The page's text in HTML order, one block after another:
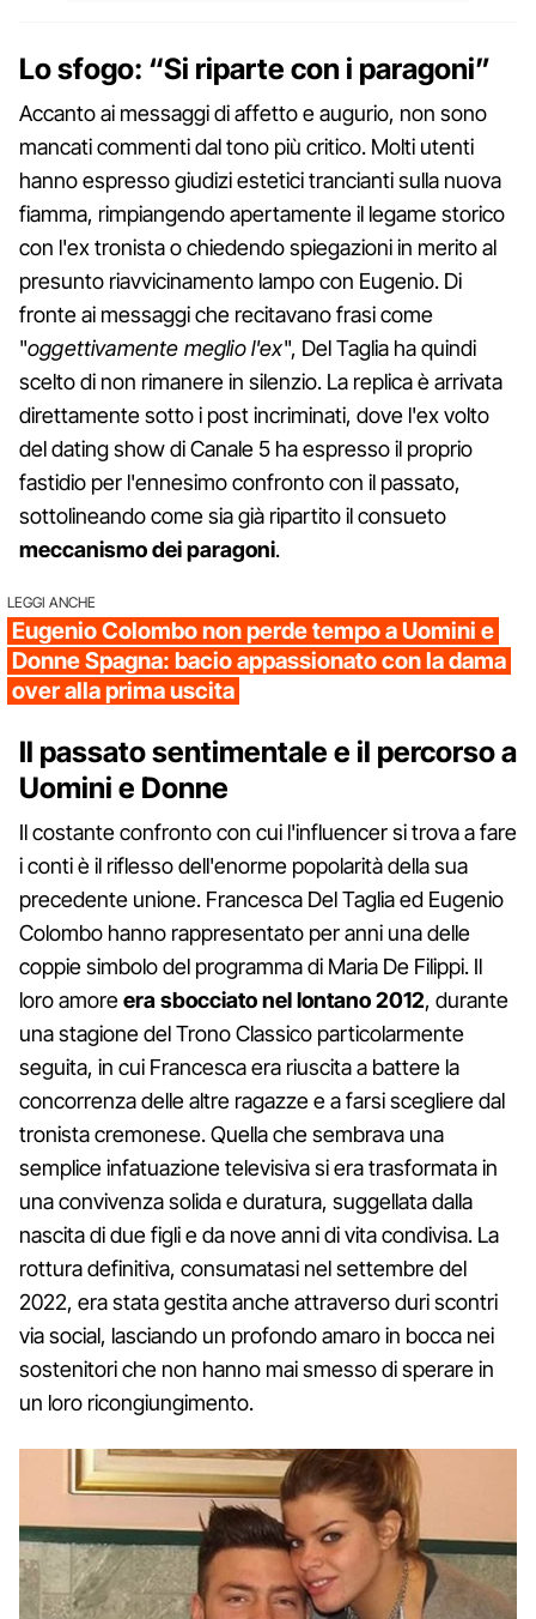
Lo sfogo: “Si riparte con i paragoni”
Accanto ai messaggi di affetto e augurio, non sono
mancati commenti dal tono più critico. Molti utenti
hanno espresso giudizi estetici trancianti sulla nuova
fiamma, rimpiangendo apertamente il legame storico
con l'ex tronista o chiedendo spiegazioni in merito al
presunto riavvicinamento lampo con Eugenio. Di
fronte ai messaggi che recitavano frasi come
"oggettivamente meglio l'ex", Del Taglia ha quindi
scelto di non rimanere in silenzio. La replica è arrivata
direttamente sotto i post incriminati, dove l'ex volto
del dating show di Canale 5 ha espresso il proprio
fastidio per l'ennesimo confronto con il passato,
sottolineando come sia già ripartito il consueto
meccanismo dei paragoni.
LEGGI ANCHE
Eugenio Colombo non perde tempo a Uomini e
Donne Spagna: bacio appassionato con la dama
over alla prima uscita
Il passato sentimentale e il percorso a
Uomini e Donne
Il costante confronto con cui l'influencer si trova a fare
i conti è il riflesso dell'enorme popolarità della sua
precedente unione. Francesca Del Taglia ed Eugenio
Colombo hanno rappresentato per anni una delle
coppie simbolo del programma di Maria De Filippi. Il
loro amoreera sbocciato nel lontano 2012, durante
una stagione del Trono Classico particolarmente
seguita, in cui Francesca era riuscita a battere la
concorrenza delle altre ragazze e a farsi scegliere dal
tronista cremonese. Quella che sembrava una
semplice infatuazione televisiva si era trasformata in
una convivenza solida e duratura, suggellata dalla
nascita di due figli e da nove anni di vita condivisa. La
rottura definitiva, consumatasi nel settembre del
2022, era stata gestita anche attraverso duri scontri
via social, lasciando un profondo amaro in bocca nei
sostenitori che non hanno mai smesso di sperare in
un loro ricongiungimento.